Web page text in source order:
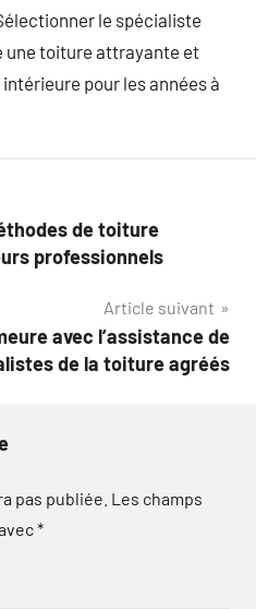
le spécialiste
une toiture attrayante et
pour les années à
de toiture
professionnels
Article suivant
avec l’assistance de
de la toiture agréés
pas publiée. Les champs
*